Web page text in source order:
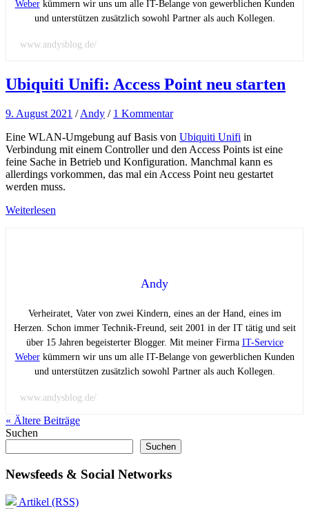
Weberkümmern wir uns um alle IT-Belange von gewerblichen Kunden
und unterstützen zusätzlich sowohl Partner als auch Kollegen.
www.andysblog.de/
Ubiquiti Unifi: Access Point neu starten
9. August 2021 /Andy / 1 Kommentar
Eine WLAN-Umgebung auf Basis von Ubiquiti Unifi in
Verbindung mit einem Controller und den Access Points ist eine
feine Sache in Betrieb und Konfiguration. Manchmal kann es
allerdings vorkommen, das mal ein Access Point neu gestartet
werden muss.
Weiterlesen
Andy
Verheiratet, Vater von zwei Kindern, eines an der Hand, eines im
Herzen. Schon immer Technik-Freund, seit 2001 in der IT tätig und seit
über 15 Jahren begeisterter Blogger. Mit meiner Firma IT-Service
Weberkümmern wir uns um alle IT-Belange von gewerblichen Kunden
und unterstützen zusätzlich sowohl Partner als auch Kollegen.
www.andysblog.de/
« Ältere Beiträge
Suchen
Suchen
Newsfeeds & Social Networks
Artikel (RSS)